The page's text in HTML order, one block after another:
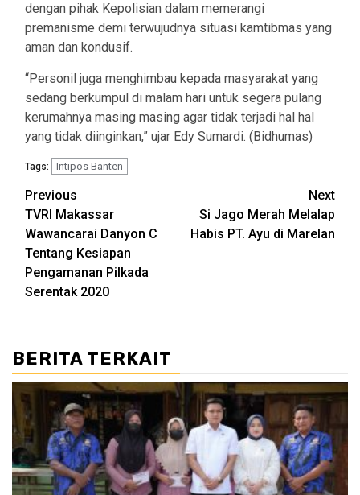
dengan pihak Kepolisian dalam memerangi
premanisme demi terwujudnya situasi kamtibmas yang
aman dan kondusif.
“Personil juga menghimbau kepada masyarakat yang
sedang berkumpul di malam hari untuk segera pulang
kerumahnya masing masing agar tidak terjadi hal hal
yang tidak diinginkan,” ujar Edy Sumardi. (Bidhumas)
Tags: Intipos Banten
Post
navigation
Previous
TVRI Makassar
Wawancarai Danyon C
Tentang Kesiapan
Pengamanan Pilkada
Serentak 2020
Next
Si Jago Merah Melalap
Habis PT. Ayu di Marelan
BERITA TERKAIT